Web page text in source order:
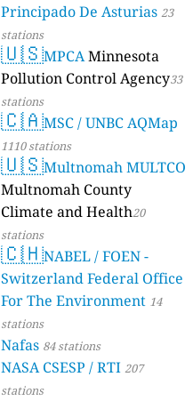
Principado De Asturias 23
stations
🇺🇸MPCAMinnesota
Pollution Control Agency33
stations
🇨🇦MSC / UNBC AQMap
1110 stations
🇺🇸Multnomah MULTCO
Multnomah County
Climate and Health20
stations
🇨🇭NABEL / FOEN -
Switzerland Federal Office
For The Environment 14
stations
Nafas 84 stations
NASA CSESP / RTI 207
stations